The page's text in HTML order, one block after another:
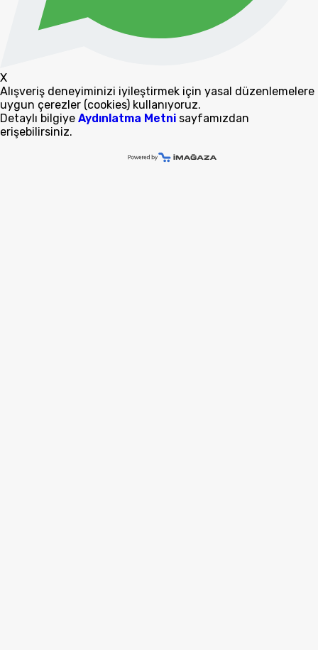
X
Alışveriş deneyiminizi iyileştirmek için yasal düzenlemelere
uygun çerezler (cookies) kullanıyoruz.
Detaylı bilgiye Aydınlatma Metni sayfamızdan
erişebilirsiniz.